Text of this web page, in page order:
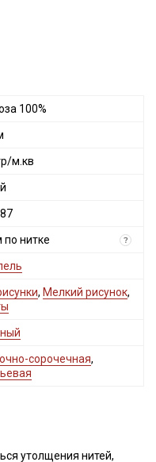
100%
м.кв
по нитке ?
, Мелкий рисунок,
сорочечная,
утолщения нитей,